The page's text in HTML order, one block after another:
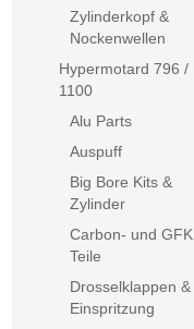
Zylinderkopf &
Nockenwellen
Hypermotard 796 /
1100
Alu Parts
Auspuff
Big Bore Kits &
Zylinder
Carbon- und GFK
Teile
Drosselklappen &
Einspritzung